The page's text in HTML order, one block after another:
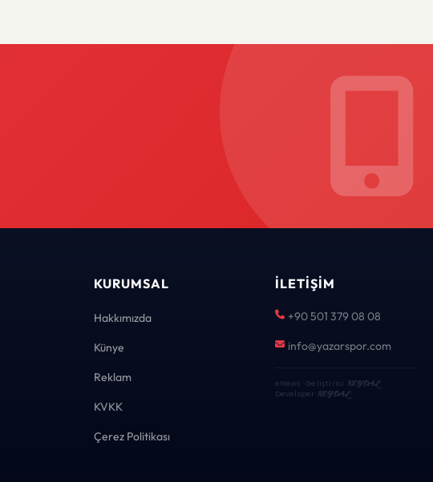
KURUMSAL
Hakkımızda
Künye
Reklam
KVKK
Çerez Politikası
İLETIŞIM
+90 501 379 08 08
info@yazarspor.com
eNews · Geliştirici KEYDAL·
Developer KEYDAL